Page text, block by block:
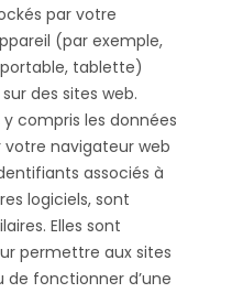
par votre
(par exemple,
tablette)
des sites web.
compris les données
votre navigateur web
associés à
logiciels, sont
Elles sont
permettre aux sites
fonctionner d’une